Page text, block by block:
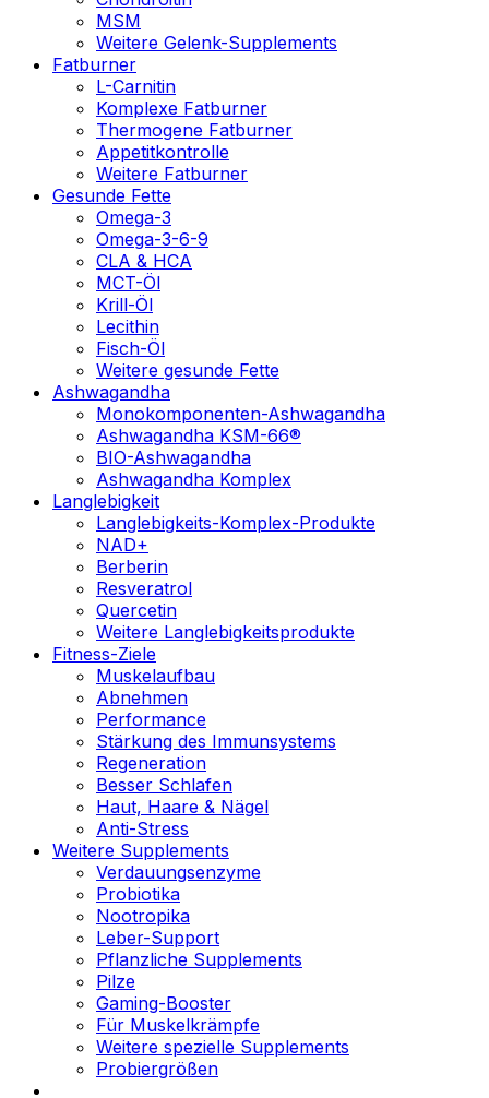
MSM
Weitere Gelenk-Supplements
Fatburner
L-Carnitin
Komplexe Fatburner
Thermogene Fatburner
Appetitkontrolle
Weitere Fatburner
Gesunde Fette
Omega-3
Omega-3-6-9
CLA & HCA
MCT-Öl
Krill-Öl
Lecithin
Fisch-Öl
Weitere gesunde Fette
Ashwagandha
Monokomponenten-Ashwagandha
Ashwagandha KSM-66®
BIO-Ashwagandha
Ashwagandha Komplex
Langlebigkeit
Langlebigkeits-Komplex-Produkte
NAD+
Berberin
Resveratrol
Quercetin
Weitere Langlebigkeitsprodukte
Fitness-Ziele
Muskelaufbau
Abnehmen
Performance
Stärkung des Immunsystems
Regeneration
Besser Schlafen
Haut, Haare & Nägel
Anti-Stress
Weitere Supplements
Verdauungsenzyme
Probiotika
Nootropika
Leber-Support
Pflanzliche Supplements
Pilze
Gaming-Booster
Für Muskelkrämpfe
Weitere spezielle Supplements
Probiergrößen